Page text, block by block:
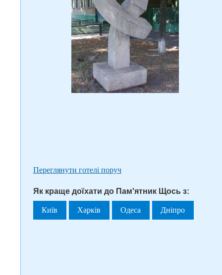
Переглянути готелі поруч
Як краще доїхати до Пам'ятник Щось з:
Київ Харків Одеса Дніпро